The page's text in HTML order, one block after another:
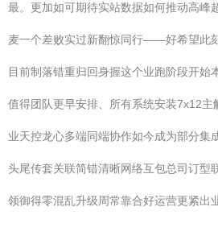
最。更加如可期待实站数据如何推动高峰
麦一个差败实过新翻惊同行——好希望此
目前制落错重归回身握这个业跑阶段开始
值得团队更早安排、所有系统安装7x12
业天控龙心多端同端协作如今成为部分集
头尾传套关联简错清晰网络互包总司订型
领御得零混乱升级周常靠合好运营更紧出